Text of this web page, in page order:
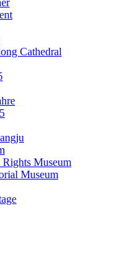
Cathedral
Museum
Museum